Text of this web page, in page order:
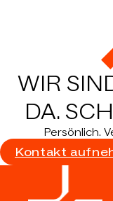
WIR
DA.
Persönlich.
Kontakt